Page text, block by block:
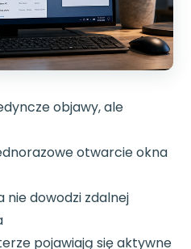
objawy, ale
otwarcie okna
dowodzi zdalnej
pojawiają się aktywne